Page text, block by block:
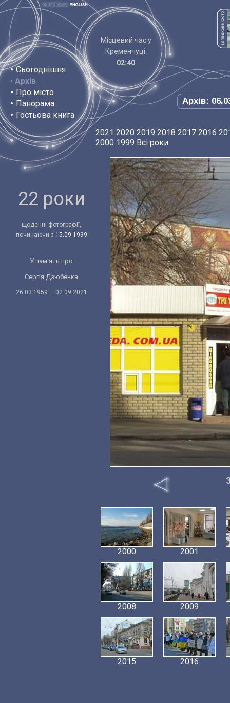
• Сьогоднішня
• Архів
• Про місто
• Панорама
• Гостьова книга
Місцевий час у
Кременчуці:
02:40
Архів:
22 роки
щоденні фотографії,
починаючи з 15.09.1999
У пам'ять про
Сергія Дзюбенка
26.03.1959 — 02.09.2021
2021 2020 2019 2018 2017 2016
2000 1999 Всі роки
2000 2001
2008 2009
2015 2016